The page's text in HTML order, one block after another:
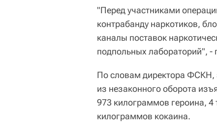
"Перед участниками
контрабанду наркотиков,
каналы поставок
подпольных лабораторий",
По словам директора ФСКН,
из незаконного оборота
973 килограммов героина,
килограммов кокаина.